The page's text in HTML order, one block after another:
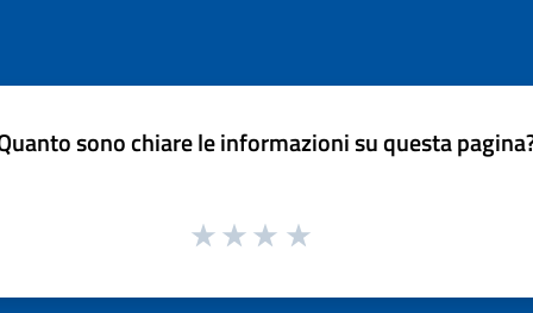
sono chiare le informazioni su questa